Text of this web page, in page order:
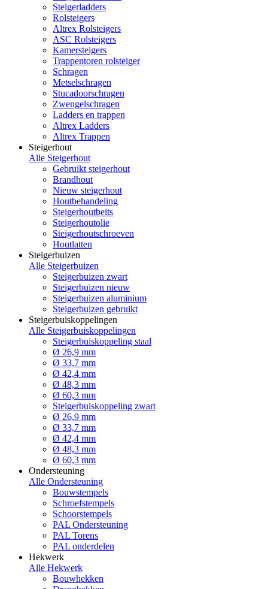
Steigerladders
Rolsteigers
Altrex Rolsteigers
ASC Rolsteigers
Kamersteigers
Trappentoren rolsteiger
Schragen
Metselschragen
Stucadoorschragen
Zwengelschragen
Ladders en trappen
Altrex Ladders
Altrex Trappen
Steigerhout
Alle Steigerhout
Gebruikt steigerhout
Brandhout
Nieuw steigerhout
Houtbehandeling
Steigerhoutbeits
Steigerhoutolie
Steigerhoutschroeven
Houtlatten
Steigerbuizen
Alle Steigerbuizen
Steigerbuizen zwart
Steigerbuizen nieuw
Steigerbuizen aluminium
Steigerbuizen gebruikt
Steigerbuiskoppelingen
Alle Steigerbuiskoppelingen
Steigerbuiskoppeling staal
Ø 26,9 mm
Ø 33,7 mm
Ø 42,4 mm
Ø 48,3 mm
Ø 60,3 mm
Steigerbuiskoppeling zwart
Ø 26,9 mm
Ø 33,7 mm
Ø 42,4 mm
Ø 48,3 mm
Ø 60,3 mm
Ondersteuning
Alle Ondersteuning
Bouwstempels
Schroefstempels
Schoorstempels
PAL Ondersteuning
PAL Torens
PAL onderdelen
Hekwerk
Alle Hekwerk
Bouwhekken